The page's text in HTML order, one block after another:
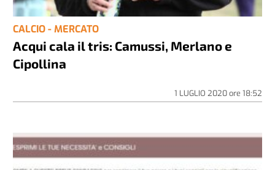
CALCIO - MERCATO
Acqui cala il tris: Camussi, Merlano e
Cipollina
1 LUGLIO 2020ore 18:52